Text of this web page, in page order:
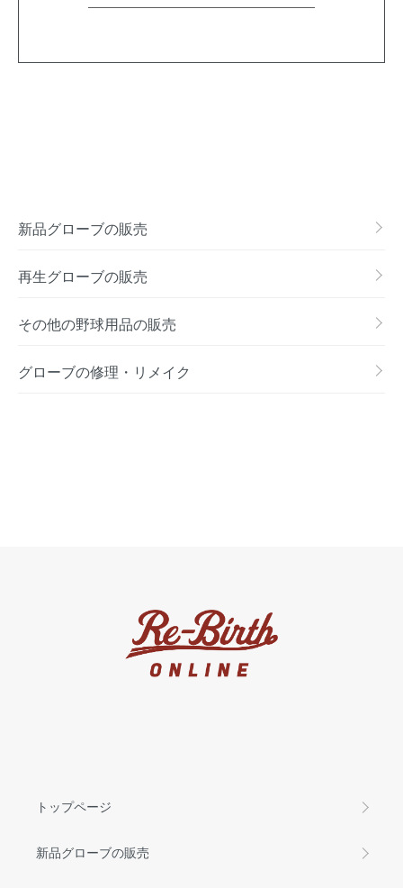
新品グローブの販売
再生グローブの販売
その他の野球用品の販売
グローブの修理・リメイク
トップページ
新品グローブの販売